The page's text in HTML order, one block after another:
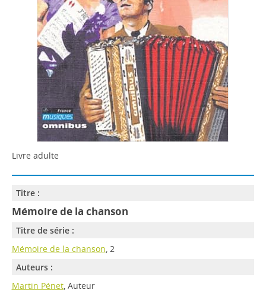
Livre adulte
Titre :
Mémoire de la chanson
Titre de série :
Mémoire de la chanson, 2
Auteurs :
Martin Pénet, Auteur